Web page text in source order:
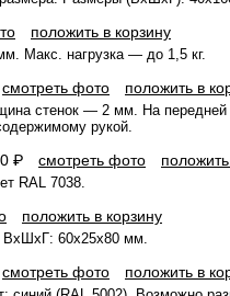
положить в корзину
Макс. нагрузка — до 1,5 кг.
смотреть фото положить в
стенок — 2 мм. На передней
рукой.
₽ смотреть фото
RAL 7038.
положить в корзину
ВхШхГ: 60x25x80 мм.
смотреть фото положить в